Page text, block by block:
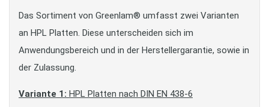
Das Sortiment von Greenlam® umfasst zwei Varianten
an HPL Platten. Diese unterscheiden sich im
Anwendungsbereich und in der Herstellergarantie, sowie in
der Zulassung.
Variante 1: HPL Platten nach DIN EN 438-6